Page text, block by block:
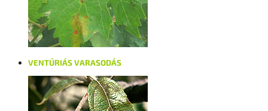
VENTÚRIÁS VARASODÁS